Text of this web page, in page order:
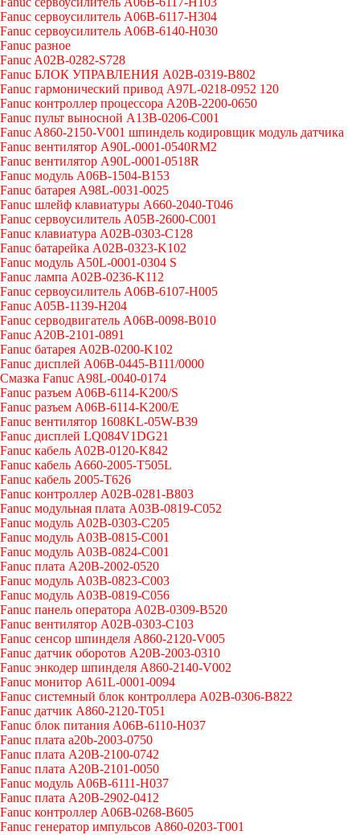
Fanuc сервоусилитель A06B-6117-H304
Fanuc сервоусилитель A06B-6140-H030
Fanuc разное
Fanuc A02B-0282-S728
Fanuc БЛОК УПРАВЛЕНИЯ A02B-0319-B802
Fanuc гармонический привод A97L-0218-0952 120
Fanuc контроллер процессора A20B-2200-0650
Fanuc пульт выносной A13B-0206-C001
Fanuc A860-2150-V001 шпиндель кодировщик модуль датчика
Fanuc вентилятор A90L-0001-0540RM2
Fanuc вентилятор A90L-0001-0518R
Fanuc модуль A06B-1504-B153
Fanuc батарея A98L-0031-0025
Fanuc шлейф клавиатуры A660-2040-T046
Fanuc сервоусилитель A05B-2600-C001
Fanuc клавиатура A02B-0303-C128
Fanuc батарейка A02B-0323-K102
Fanuc модуль A50L-0001-0304 S
Fanuc лампа A02B-0236-K112
Fanuc сервоусилитель A06B-6107-H005
Fanuc A05B-1139-H204
Fanuc серводвигатель A06B-0098-B010
Fanuc A20B-2101-0891
Fanuc батарея A02B-0200-K102
Fanuc дисплей А06В-0445-В111/0000
Cмазка Fanuc A98L-0040-0174
Fanuc разъем A06B-6114-K200/S
Fanuc разъем A06B-6114-K200/E
Fanuc вентилятор 1608KL-05W-B39
Fanuc дисплей LQ084V1DG21
Fanuc кабель A02B-0120-K842
Fanuc кабель A660-2005-T505L
Fanuc кабель 2005-T626
Fanuc контроллер A02B-0281-B803
Fanuc модульная плата A03B-0819-C052
Fanuc модуль A02B-0303-C205
Fanuc модуль A03B-0815-C001
Fanuc модуль A03B-0824-C001
Fanuc плата A20B-2002-0520
Fanuc модуль A03B-0823-C003
Fanuc модуль A03B-0819-C056
Fanuc панель оператора A02B-0309-B520
Fanuc вентилятор A02B-0303-C103
Fanuc cенсор шпинделя A860-2120-V005
Fanuc датчик оборотов A20B-2003-0310
Fanuc энкодер шпинделя A860-2140-V002
Fanuc монитор A61L-0001-0094
Fanuc системный блок контроллера A02B-0306-B822
Fanuc датчик A860-2120-T051
Fanuc блок питания A06B-6110-H037
Fanuc плата a20b-2003-0750
Fanuc плата A20B-2100-0742
Fanuc плата A20B-2101-0050
Fanuc модуль A06B-6111-H037
Fanuc плата A20B-2902-0412
Fanuc контроллер A06B-0268-B605
Fanuc генератор импульсов A860-0203-T001